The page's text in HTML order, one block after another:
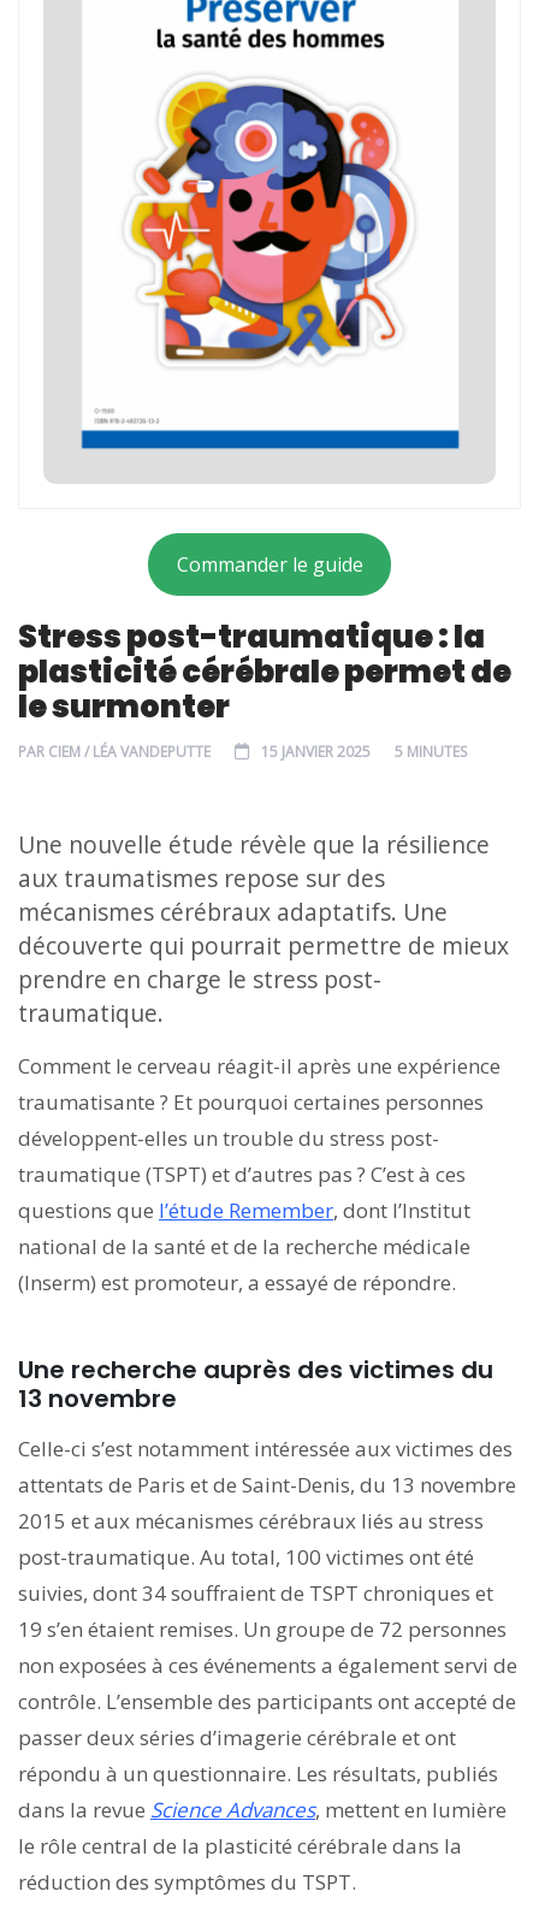
Commander le guide
Stress post-traumatique : la
plasticité cérébrale permet de
le surmonter
PAR CIEM / LÉA VANDEPUTTE 15 JANVIER 2025 5 MINUTES
Une nouvelle étude révèle que la résilience
aux traumatismes repose sur des
mécanismes cérébraux adaptatifs. Une
découverte qui pourrait permettre de mieux
prendre en charge le stress post-
traumatique.
Comment le cerveau réagit-il après une expérience
traumatisante ? Et pourquoi certaines personnes
développent-elles un trouble du stress post-
traumatique (TSPT) et d’autres pas ? C’est à ces
questions que l’étude Remember, dont l’Institut
national de la santé et de la recherche médicale
(Inserm) est promoteur, a essayé de répondre.
Une recherche auprès des victimes du
13 novembre
Celle-ci s’est notamment intéressée aux victimes des
attentats de Paris et de Saint-Denis, du 13 novembre
2015 et aux mécanismes cérébraux liés au stress
post-traumatique. Au total, 100 victimes ont été
suivies, dont 34 souffraient de TSPT chroniques et
19 s’en étaient remises. Un groupe de 72 personnes
non exposées à ces événements a également servi de
contrôle. L’ensemble des participants ont accepté de
passer deux séries d’imagerie cérébrale et ont
répondu à un questionnaire. Les résultats, publiés
dans la revue Science Advances, mettent en lumière
le rôle central de la plasticité cérébrale dans la
réduction des symptômes du TSPT.